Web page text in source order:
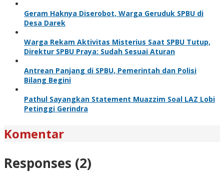
Geram Haknya Diserobot, Warga Geruduk SPBU di
Desa Darek
Warga Rekam Aktivitas Misterius Saat SPBU Tutup,
Direktur SPBU Praya: Sudah Sesuai Aturan
Antrean Panjang di SPBU, Pemerintah dan Polisi
Bilang Begini
Pathul Sayangkan Statement Muazzim Soal LAZ Lobi
Petinggi Gerindra
Komentar
Responses (2)